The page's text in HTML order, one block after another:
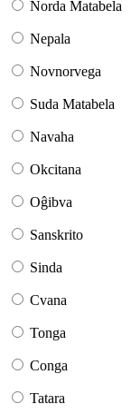
Norda Matabela
Nepala
Novnorvega
Suda Matabela
Navaha
Okcitana
Oĝibva
Sanskrito
Sinda
Cvana
Tonga
Conga
Tatara